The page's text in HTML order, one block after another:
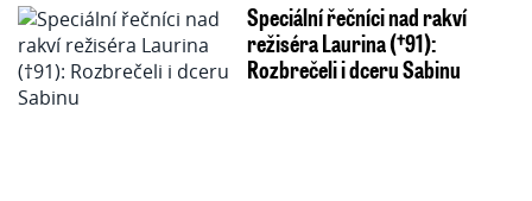
Speciální řečníci nad rakví
režiséra Laurina (†91):
Rozbrečeli i dceru Sabinu